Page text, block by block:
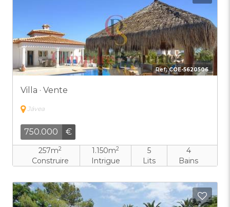
Ref:COE-5620506
Villa · Vente
Jávea
750.000 €
257m2
Construire
1.150m2
Intrigue
5
Lits
4
Bains